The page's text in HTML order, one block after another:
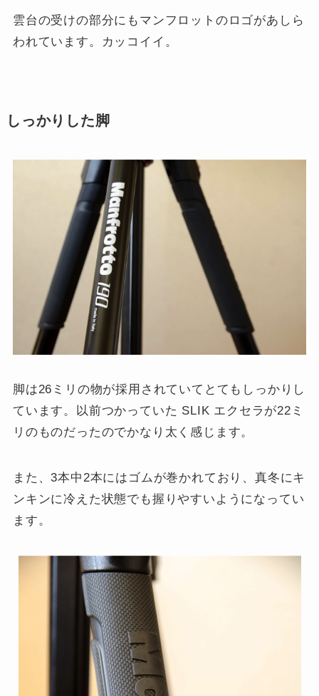
雲台の受けの部分にもマンフロットのロゴがあしら
われています。カッコイイ。
しっかりした脚
脚は26ミリの物が採用されていてとてもしっかりし
ています。以前つかっていた SLIK エクセラが22ミ
リのものだったのでかなり太く感じます。
また、3本中2本にはゴムが巻かれており、真冬にキ
ンキンに冷えた状態でも握りやすいようになってい
ます。